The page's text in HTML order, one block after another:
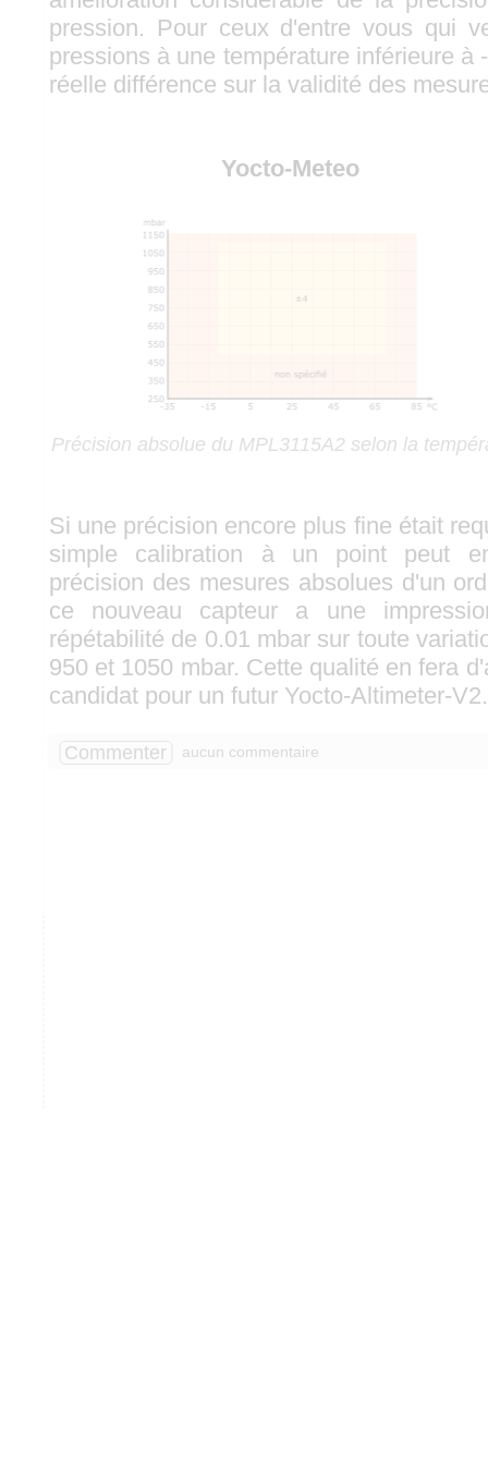
pression. Pour ceux d'entre vous qui
pressions à une température inférieure à
réelle différence sur la validité des
Yocto-Meteo
Précision absolue du MPL3115A2 selon la
Si une précision encore plus fine était
simple calibration à un point peut
précision des mesures absolues d'un
ce nouveau capteur a une
répétabilité de 0.01 mbar sur toute
950 et 1050 mbar. Cette qualité en fera
candidat pour un futur Yocto-Altimeter-
Commenter aucun commentaire